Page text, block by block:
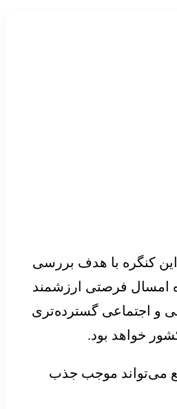
این کنگره با هدف بررسی
امسال فرصتی ارزشمند
و اجتماعی گسترده‌تری
خواهد بود.
مقطع می‌تواند موجب جذب